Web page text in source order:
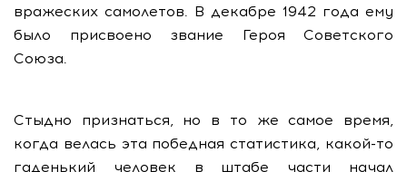
вражеских самолетов. В декабре 1942 года ему
было присвоено звание Героя Советского
Союза.
Стыдно признаться, но в то же самое время,
когда велась эта победная статистика, какой-то
гаденький человек в штабе части начал